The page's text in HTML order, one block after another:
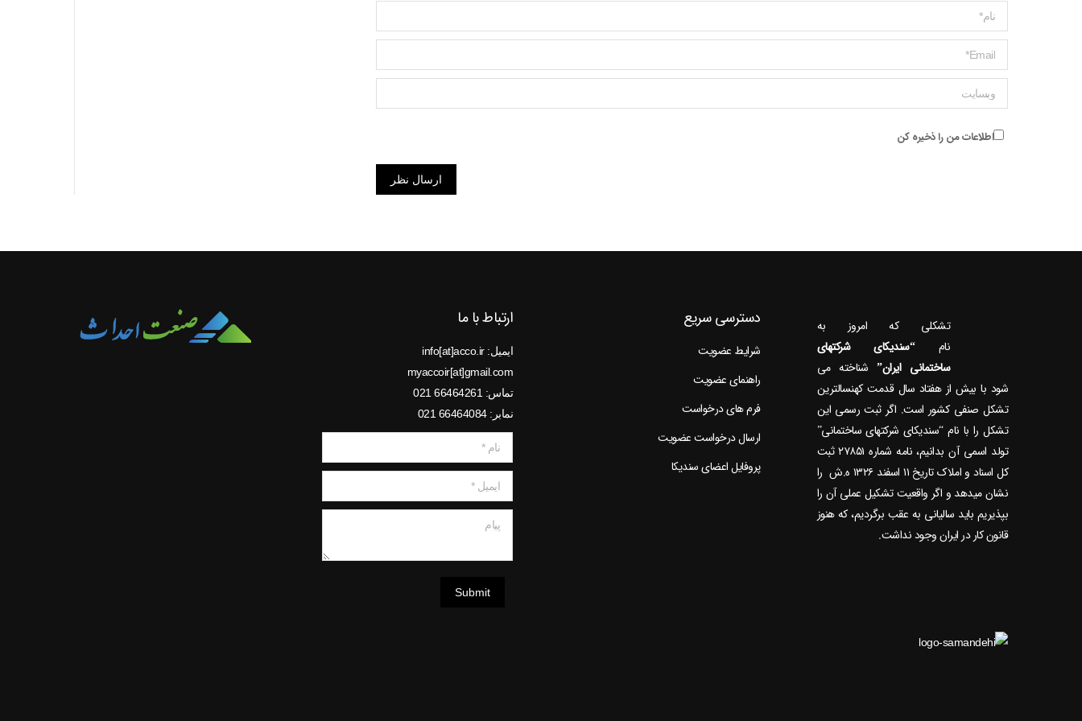
Name *
ایمیل *
وبسایت
اطلاعات من را ذخیره کن
ارسال نظر
تشکلی که امروز به
نام“سندیکای شرکتهای
ساختمانی ایران”
شود با بیش از هفتاد سال قدمت کهنسال‎ترین
تشکل صنفی کشور است. اگر ثبت رسمی این
تشکل را با نام “سندیکای شرکتهای ساختمانی”
تولد اسمی آن بدانیم، نامه شماره ۲۷۸۵۱ ثبت
کل اسناد و املاک تاریخ ۱۱ اسفند ۱۳۲۶ ه.ش را
نشان می‎دهد و اگر واقعیت تشکیل عملی آن را
بپذیریم باید سالیانی به عقب برگردیم، که هنوز
قانون کار در ایران وجود نداشت.
دسترسی سریع
شرایط عضویت
راهنمای عضویت
فرم های درخواست
ارسال درخواست عضویت
پروفایل اعضای سندیکا
ارتباط با ما
ایمیل: info[at]acco.ir
myaccoir[at]gmail.com
تماس: 66464261 021
نمابر: 66464084 021
نام *
ایمیل *
Submit